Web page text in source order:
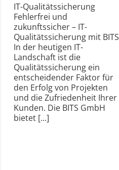
IT-Qualitätssicherung
Fehlerfrei und
zukunftssicher – IT-
Qualitätssicherung mit BITS
In der heutigen IT-
Landschaft ist die
Qualitätssicherung ein
entscheidender Faktor für
den Erfolg von Projekten
und die Zufriedenheit Ihrer
Kunden. Die BITS GmbH
bietet [...]